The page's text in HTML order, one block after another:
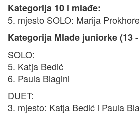
Kategorija 10 i mlađe:
5. mjesto SOLO: Marija
Kategorija Mlađe juniorke (13
SOLO:
5. Katja Bedić
6. Paula Biagini
DUET:
3. mjesto: Katja Bedić i Paula